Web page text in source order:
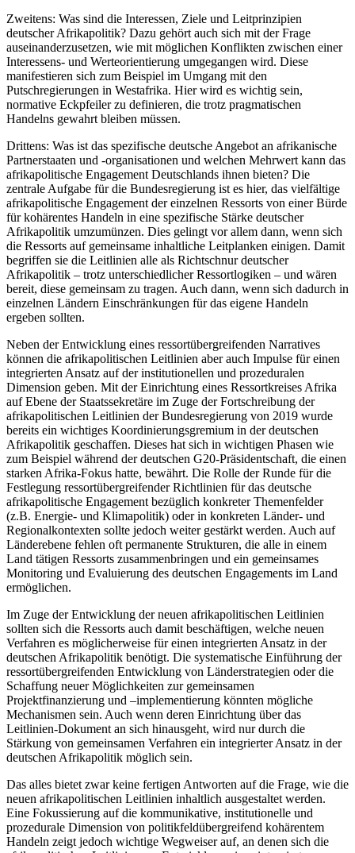
Zweitens: Was sind die Interessen, Ziele und Leitprinzipien
deutscher Afrikapolitik? Dazu gehört auch sich mit der Frage
auseinanderzusetzen, wie mit möglichen Konflikten zwischen einer
Interessens- und Werteorientierung umgegangen wird. Diese
manifestieren sich zum Beispiel im Umgang mit den
Putschregierungen in Westafrika. Hier wird es wichtig sein,
normative Eckpfeiler zu definieren, die trotz pragmatischen
Handelns gewahrt bleiben müssen.
Drittens: Was ist das spezifische deutsche Angebot an afrikanische
Partnerstaaten und -organisationen und welchen Mehrwert kann das
afrikapolitische Engagement Deutschlands ihnen bieten? Die
zentrale Aufgabe für die Bundesregierung ist es hier, das vielfältige
afrikapolitische Engagement der einzelnen Ressorts von einer Bürde
für kohärentes Handeln in eine spezifische Stärke deutscher
Afrikapolitik umzumünzen. Dies gelingt vor allem dann, wenn sich
die Ressorts auf gemeinsame inhaltliche Leitplanken einigen. Damit
begriffen sie die Leitlinien alle als Richtschnur deutscher
Afrikapolitik – trotz unterschiedlicher Ressortlogiken – und wären
bereit, diese gemeinsam zu tragen. Auch dann, wenn sich dadurch in
einzelnen Ländern Einschränkungen für das eigene Handeln
ergeben sollten.
Neben der Entwicklung eines ressortübergreifenden Narratives
können die afrikapolitischen Leitlinien aber auch Impulse für einen
integrierten Ansatz auf der institutionellen und prozeduralen
Dimension geben. Mit der Einrichtung eines Ressortkreises Afrika
auf Ebene der Staatssekretäre im Zuge der Fortschreibung der
afrikapolitischen Leitlinien der Bundesregierung von 2019 wurde
bereits ein wichtiges Koordinierungsgremium in der deutschen
Afrikapolitik geschaffen. Dieses hat sich in wichtigen Phasen wie
zum Beispiel während der deutschen G20-Präsidentschaft, die einen
starken Afrika-Fokus hatte, bewährt. Die Rolle der Runde für die
Festlegung ressortübergreifender Richtlinien für das deutsche
afrikapolitische Engagement bezüglich konkreter Themenfelder
(z.B. Energie- und Klimapolitik) oder in konkreten Länder- und
Regionalkontexten sollte jedoch weiter gestärkt werden. Auch auf
Länderebene fehlen oft permanente Strukturen, die alle in einem
Land tätigen Ressorts zusammenbringen und ein gemeinsames
Monitoring und Evaluierung des deutschen Engagements im Land
ermöglichen.
Im Zuge der Entwicklung der neuen afrikapolitischen Leitlinien
sollten sich die Ressorts auch damit beschäftigen, welche neuen
Verfahren es möglicherweise für einen integrierten Ansatz in der
deutschen Afrikapolitik benötigt. Die systematische Einführung der
ressortübergreifenden Entwicklung von Länderstrategien oder die
Schaffung neuer Möglichkeiten zur gemeinsamen
Projektfinanzierung und –implementierung könnten mögliche
Mechanismen sein. Auch wenn deren Einrichtung über das
Leitlinien-Dokument an sich hinausgeht, wird nur durch die
Stärkung von gemeinsamen Verfahren ein integrierter Ansatz in der
deutschen Afrikapolitik möglich sein.
Das alles bietet zwar keine fertigen Antworten auf die Frage, wie die
neuen afrikapolitischen Leitlinien inhaltlich ausgestaltet werden.
Eine Fokussierung auf die kommunikative, institutionelle und
prozedurale Dimension von politikfeldübergreifend kohärentem
Handeln zeigt jedoch wichtige Wegweiser auf, an denen sich die